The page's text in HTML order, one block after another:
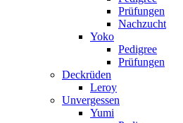
Prüfungen
Nachzucht
Yoko
Pedigree
Prüfungen
Deckrüden
Leroy
Unvergessen
Yumi